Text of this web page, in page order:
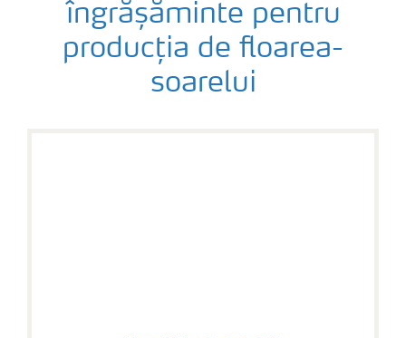
îngrășăminte pentru
producția de floarea-
soarelui